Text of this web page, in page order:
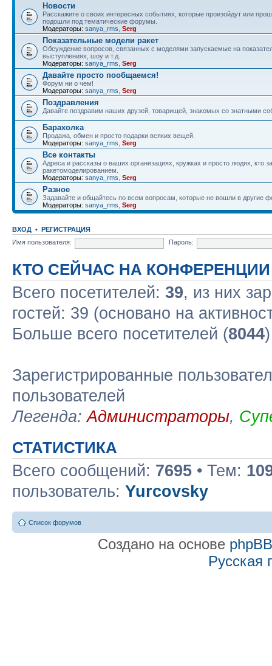
Новости
Расскажите о своих интересных событиях, которые произойдут или
подошли под тематические форумы.
Модераторы: sanya_rms Serg
Показательные модели ракет
Обсуждение вопросов, связанных с моделями запускаемые на
выступлениях, шоу и т.д.
Модераторы: sanya_rms Serg
Давайте просто пообщаемся!
Форум ни о чем!
Модераторы: sanya_rms Serg
Поздравления
Давайте поздравим наших друзей, товарищей, знакомых со знатными
Барахолка
Продажа, обмен и просто подарки всяких вещей.
Модераторы: sanya_rms Serg
Все контакты
Адреса и рассказы о ваших организациях, кружках и просто людях, кто
ракетомоделированием.
Модераторы: sanya_rms Serg
Разное
Задавайте и общайтесь по всем вопросам, которые не вошли в другие
Модераторы: sanya_rms Serg
ВХОД • РЕГИСТРАЦИЯ
Имя пользователя:
Пароль:
КТО СЕЙЧАС НА КОНФЕРЕНЦИИ
Всего посетителей: 39, из них
гостей: 39 (основано на
Больше всего посетителей (8044
Зарегистрированные
пользователей
Легенда:Администраторы,
СТАТИСТИКА
Всего сообщений: 7695 • Тем:
пользователь: Yurcovsky
Список форумов
Создано на основе phpBB
Русская